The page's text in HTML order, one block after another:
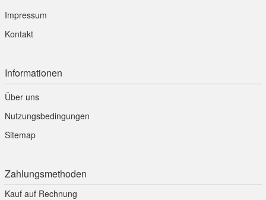
Impressum
Kontakt
Informationen
Über uns
Nutzungsbedingungen
Sitemap
Zahlungsmethoden
Kauf auf Rechnung